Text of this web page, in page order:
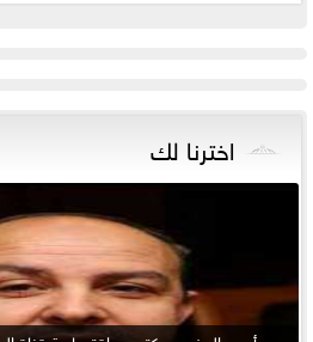
اخترنا لك